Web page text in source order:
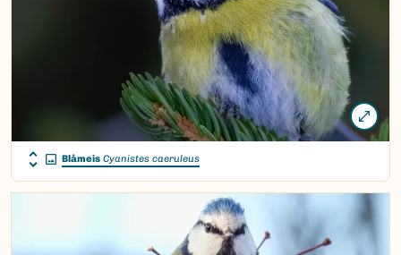
Blåmeis Cyanistes caeruleus